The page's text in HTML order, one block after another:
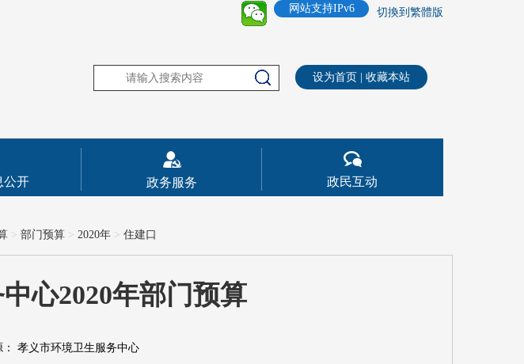
切換到繁體版
网站支持IPv6
设为首页 收藏本站
公开 政务服务 政民互动
> 部门预算 > 2020年 > 住建口
心2020年部门预算
孝义市环境卫生服务中心